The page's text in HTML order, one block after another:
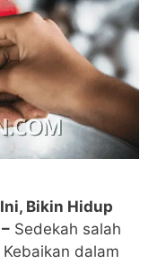
Bikin Hidup
Sedekah salah
dalam